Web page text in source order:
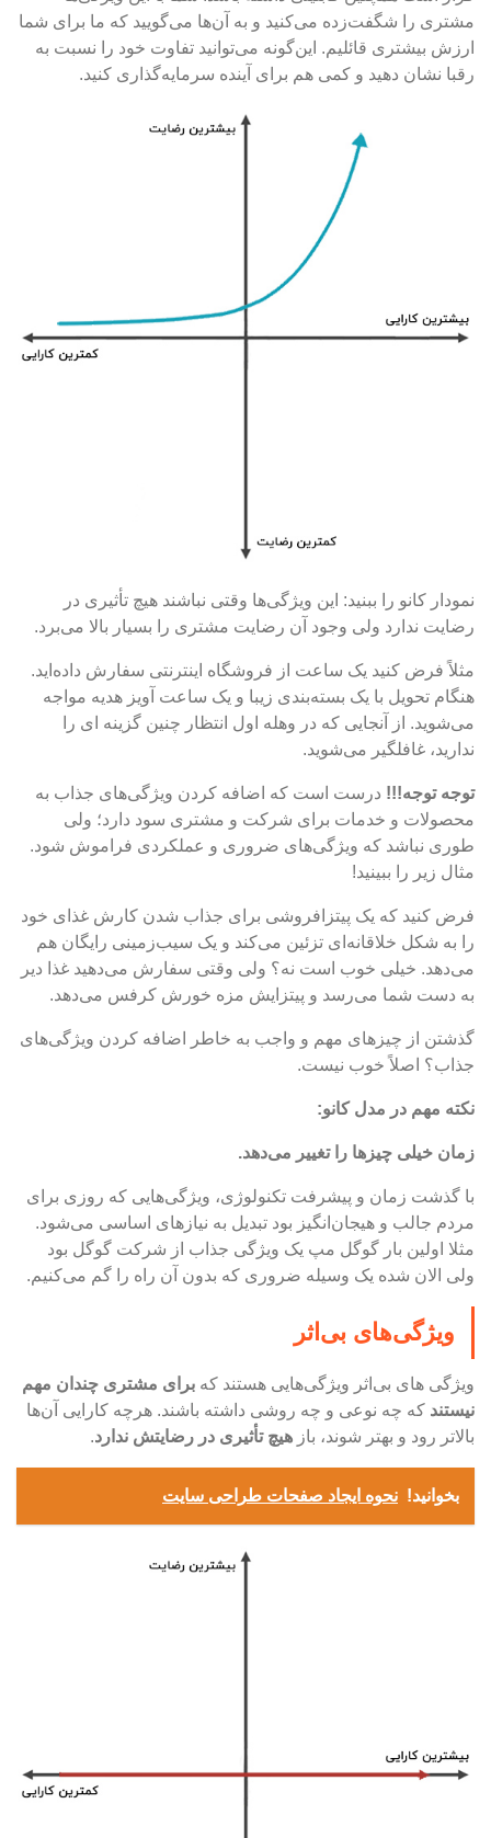
مشتری را شگفت‌زده می‌کنید و به آن‌ها می‌گویید که ما برای شما
ارزش بیشتری قائلیم. این‌گونه می‌توانید تفاوت خود را نسبت به
رقبا نشان دهید و کمی هم برای آینده سرمایه‌گذاری کنید.
نمودار کانو را ببنید: این ویژگی‌ها وقتی نباشند هیچ تأثیری در
رضایت ندارد ولی وجود آن رضایت مشتری را بسیار بالا می‌برد.
مثلاً فرض کنید یک ساعت از فروشگاه اینترنتی سفارش داده‌اید.
هنگام تحویل با یک بسته‌بندی زیبا و یک ساعت آویز هدیه مواجه
می‌شوید. از آنجایی که در وهله اول انتظار چنین گزینه ای را
ندارید، غافلگیر می‌شوید.
توجه توجه!!! درست است که اضافه کردن ویژگی‌های جذاب به
محصولات و خدمات برای شرکت و مشتری سود دارد؛ ولی
طوری نباشد که ویژگی‌های ضروری و عملکردی فراموش شود.
مثال زیر را ببینید!
فرض کنید که یک پیتزافروشی برای جذاب شدن کارش غذای خود
را به شکل خلاقانه‌ای تزئین می‌کند و یک سیب‌زمینی رایگان هم
می‌دهد. خیلی خوب است نه؟ ولی وقتی سفارش می‌دهید غذا دیر
به دست شما می‌رسد و پیتزایش مزه خورش کرفس می‌دهد.
گذشتن از چیزهای مهم و واجب به خاطر اضافه کردن ویژگی‌های
جذاب؟ اصلاً خوب نیست.
نکته مهم در مدل کانو:
زمان خیلی چیزها را تغییر می‌دهد.
با گذشت زمان و پیشرفت تکنولوژی، ویژگی‌هایی که روزی برای
مردم جالب و هیجان‌انگیز بود تبدیل به نیازهای اساسی می‌شود.
مثلا اولین بار گوگل مپ یک ویژگی جذاب از شرکت گوگل بود
ولی الان شده یک وسیله ضروری که بدون آن راه را گم می‌کنیم.
ویژگی‌های بی‌اثر
ویژگی های بی‌اثر ویژگی‌هایی هستند که برای مشتری چندان مهم
نیستند که چه نوعی و چه روشی داشته باشند. هرچه کارایی آن‌ها
بالاتر رود و بهتر شوند، باز هیچ تأثیری در رضایتش ندارد.
بخوانید! نحوه ایجاد صفحات طراحی سایت